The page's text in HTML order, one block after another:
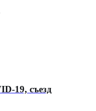
19, съезд